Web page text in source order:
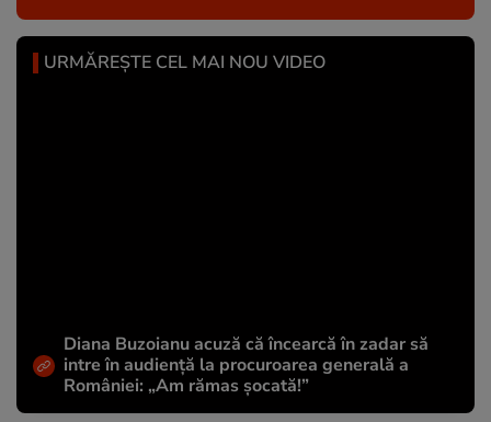
URMĂREȘTE CEL MAI NOU VIDEO
Diana Buzoianu acuză că încearcă în zadar să
intre în audiență la procuroarea generală a
României: „Am rămas șocată!”